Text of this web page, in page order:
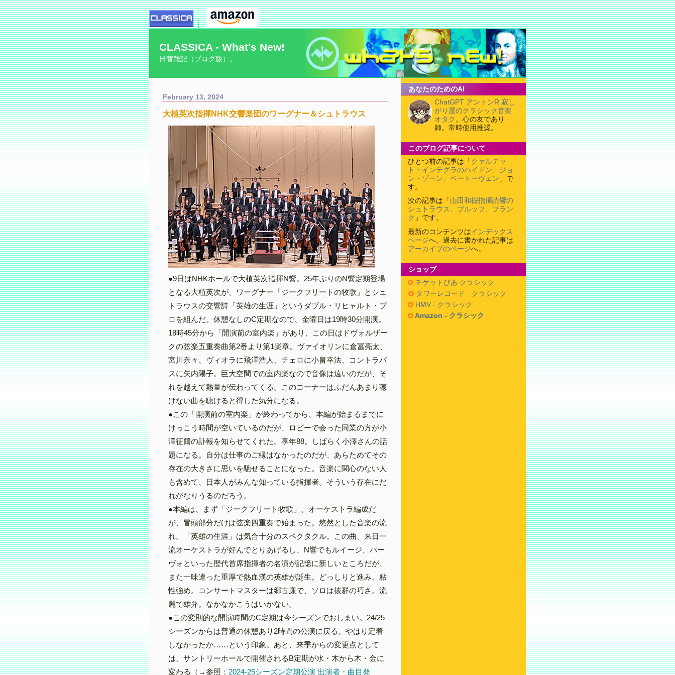
CLASSICA - What's New!
日替雑記（ブログ版）。
February 13, 2024
大植英次指揮NHK交響楽団のワーグナー＆シュトラウス
●9日はNHKホールで大植英次指揮N響。25年ぶりのN響定期登場
となる大植英次が、ワーグナー「ジークフリートの牧歌」とシュ
トラウスの交響詩「英雄の生涯」というダブル・リヒャルト・プ
ロを組んだ。休憩なしのC定期なので、金曜日は19時30分開演。
18時45分から「開演前の室内楽」があり、この日はドヴォルザー
クの弦楽五重奏曲第2番より第1楽章。ヴァイオリンに倉冨亮太、
宮川奈々、ヴィオラに飛澤浩人、チェロに小畠幸法、コントラバ
スに矢内陽子。巨大空間での室内楽なので音像は遠いのだが、そ
れを越えて熱量が伝わってくる。このコーナーはふだんあまり聴
けない曲を聴けると得した気分になる。
●この「開演前の室内楽」が終わってから、本編が始まるまでに
けっこう時間が空いているのだが、ロビーで会った同業の方が小
澤征爾の訃報を知らせてくれた。享年88。しばらく小澤さんの話
題になる。自分は仕事のご縁はなかったのだが、あらためてその
存在の大きさに思いを馳せることになった。音楽に関心のない人
も含めて、日本人がみんな知っている指揮者。そういう存在にだ
れがなりうるのだろう。
●本編は、まず「ジークフリート牧歌」。オーケストラ編成だ
が、冒頭部分だけは弦楽四重奏で始まった。悠然とした音楽の流
れ。「英雄の生涯」は気合十分のスペクタクル。この曲、来日一
流オーケストラが好んでとりあげるし、N響でもルイージ、パー
ヴォといった歴代首席指揮者の名演が記憶に新しいところだが、
また一味違った重厚で熱血漢の英雄が誕生。どっしりと進み、粘
性強め。コンサートマスターは郷古廉で、ソロは抜群の巧さ。流
麗で雄弁。なかなかこうはいかない。
●この変則的な開演時間のC定期は今シーズンでおしまい。24/25
シーズンからは普通の休憩あり2時間の公演に戻る。やはり定着
しなかったか……という印象。あと、来季からの変更点として
は、サントリーホールで開催されるB定期が水・木から木・金に
変わる（→参照： 2024-25シーズン定期公演 出演者・曲目発
あなたのためのAI
ChatGPT アントンR 寂し
がり屋のクラシック音楽
オタク 。心の友であり
師。常時使用推奨。
このブログ記事について
ひとつ前の記事は「 クァルテッ
ト・インテグラのハイドン、ジョ
ン・ゾーン、ベートーヴェン 」で
す。
次の記事は「 山田和樹指揮読響の
シュトラウス、ブルッフ、フラン
ク 」です。
最新のコンテンツはインデックス
ページへ。過去に書かれた記事は
アーカイブのページへ。
ショップ
チケットぴあ クラシック
タワーレコード - クラシック
HMV - クラシック
Amazon - クラシック